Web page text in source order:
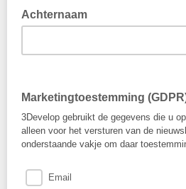
Achternaam
Marketingtoestemming
3Develop gebruikt de gegevens die u
alleen voor het versturen van de
onderstaande vakje om daar
Email